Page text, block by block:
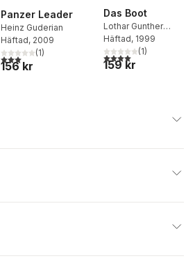
Panzer Leader
Heinz Guderian
Häftad, 2009
3,0utav 5 stjärnor. Totalt antal röster:
(1)
156 kr
Das Boot
Lothar Gunther
Buchheim
Häftad, 1999
4,0utav 5 stjärnor.
(1)
159 kr